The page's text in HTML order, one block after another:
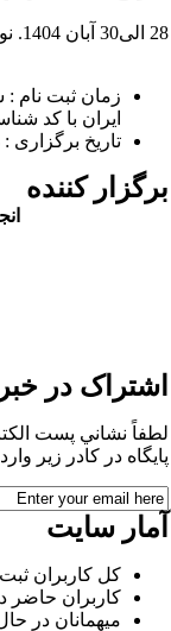
ایران
زمان ثبت نام :
ایران با کد
تاریخ برگزاری : 28 الی 30 آبان ماه 1404
کننده
در
نشاني پست
در كادر زير وارد
سایت
كل کاربران ثبت شده:
کاربران حاضر در
ميهمانان در حال